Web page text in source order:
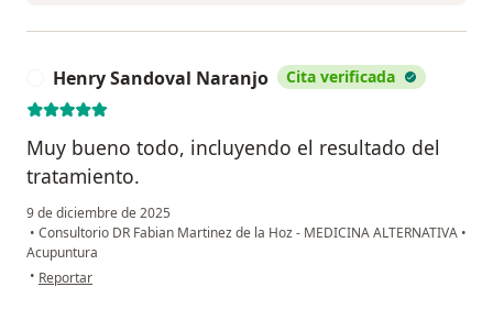
Henry Sandoval Naranjo Cita verificada
Muy bueno todo, incluyendo el resultado del
tratamiento.
9 de diciembre de 2025
• Consultorio DR Fabian Martinez de la Hoz - MEDICINA ALTERNATIVA •
Acupuntura
• en opinión del usuario Henry Sandoval Naranjo
Reportar